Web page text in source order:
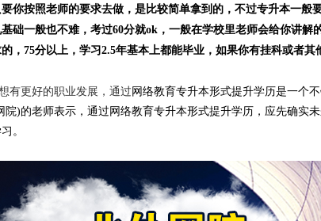
你按照老师的要求去做，是比较简单拿到的，不过专升本一般
础一般也不难，考过60分就ok，一般在学校里老师会给你讲解
，75分以上，学习2.5年基本上都能毕业，如果你有挂科或者其
有更好的职业发展，通过 网络教育专升本形式提升学历是一个不
院)的老师表示，通过 网络教育专升本形式提升学历，应先确实
。